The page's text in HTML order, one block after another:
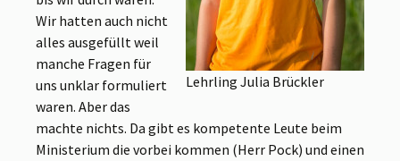
Lehrling Julia Brückler
Wir hatten auch nicht
alles ausgefüllt weil
manche Fragen für
uns unklar formuliert
waren. Aber das
machte nichts. Da gibt es kompetente Leute beim
Ministerium die vorbei kommen (Herr Pock) und einen